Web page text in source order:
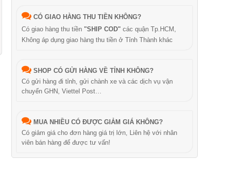
CÓ GIAO HÀNG THU TIỀN KHÔNG?
Có giao hàng thu tiền "SHIP COD" các quận Tp.HCM,
Không áp dụng giao hàng thu tiền ở Tỉnh Thành khác
SHOP CÓ GỬI HÀNG VỀ TỈNH KHÔNG?
Có gửi hàng đi tỉnh, gửi chành xe và các dịch vụ vận
chuyển GHN, Viettel Post…
MUA NHIỀU CÓ ĐƯỢC GIẢM GIÁ KHÔNG?
Có giảm giá cho đơn hàng giá trị lớn, Liên hệ với nhân
viên bán hàng để được tư vấn!